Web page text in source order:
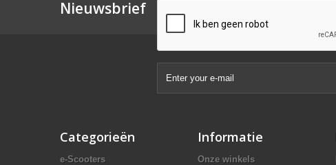
Nieuwsbrief
Categorieën
e-Scooters
Informatie
Onze winkels